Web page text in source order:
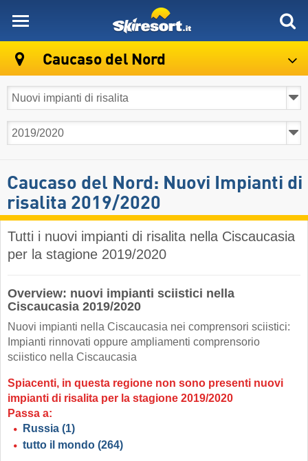
Caucaso del Nord
Caucaso del Nord: Nuovi Impianti di
risalita 2019/2020
Tutti i nuovi impianti di risalita nella Ciscaucasia
per la stagione 2019/2020
Overview: nuovi impianti sciistici nella
Ciscaucasia 2019/2020
Nuovi impianti nella Ciscaucasia nei comprensori sciistici:
Impianti rinnovati oppure ampliamenti comprensorio
sciistico nella Ciscaucasia
Spiacenti, in questa regione non sono presenti nuovi
impianti di risalita per la stagione 2019/2020
Passa a:
Russia (1)
tutto il mondo (264)